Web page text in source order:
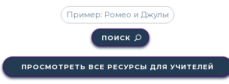
ПОИСК
ПРОСМОТРЕТЬ ВСЕ РЕСУРСЫ ДЛЯ УЧИТЕЛЕЙ